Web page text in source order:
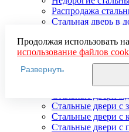
Распродажа
Стальная дверь в
Стальные
Стальные входные
Стальные двери в
Стальные двери
Стальные двери
Стальные двери с
Стальные двери с
Стальные двери
Продолжая использовать
использование файлов
пользовательских данных
местоположении, устройстве,
для функционирования
использования систем
Яндекс.Метрика), в
обработки
Развернуть